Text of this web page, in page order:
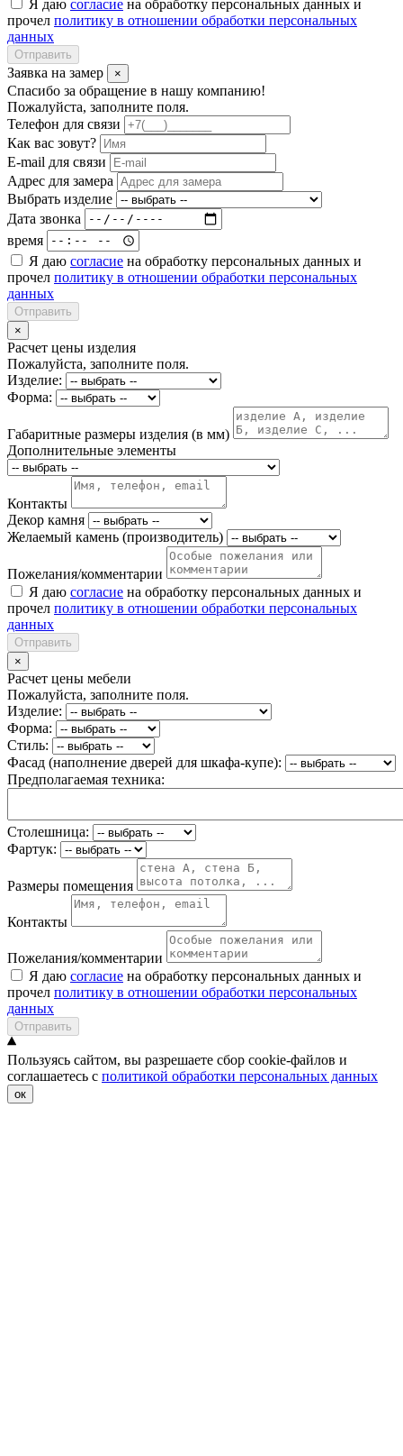
Я даю согласие на обработку персональных данных и
прочел политику в отношении обработки персональных
данных
Отправить
Заявка на замер ×
Спасибо за обращение в нашу компанию!
Пожалуйста, заполните поля.
Телефон для связи
Как вас зовут?
E-mail для связи
Адрес для замера
Выбрать изделие
Дата звонка
время
Я даю согласие на обработку персональных данных и
прочел политику в отношении обработки персональных
данных
Отправить
×
Расчет цены изделия
Пожалуйста, заполните поля.
Изделие:
Форма:
Габаритные размеры изделия (в мм)
Дополнительные элементы
Контакты
Декор камня
Желаемый камень (производитель)
Пожелания/комментарии
Я даю согласие на обработку персональных данных и
прочел политику в отношении обработки персональных
данных
Отправить
×
Расчет цены мебели
Пожалуйста, заполните поля.
Изделие:
Форма:
Стиль:
Фасад (наполнение дверей для шкафа-купе):
Предполагаемая техника:
Столешница:
Фартук:
Размеры помещения
Контакты
Пожелания/комментарии
Я даю согласие на обработку персональных данных и
прочел политику в отношении обработки персональных
данных
Отправить
Пользуясь сайтом, вы разрешаете сбор cookie-файлов и
соглашаетесь с политикой обработки персональных данных
ок